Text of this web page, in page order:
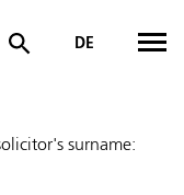
DE
surname: